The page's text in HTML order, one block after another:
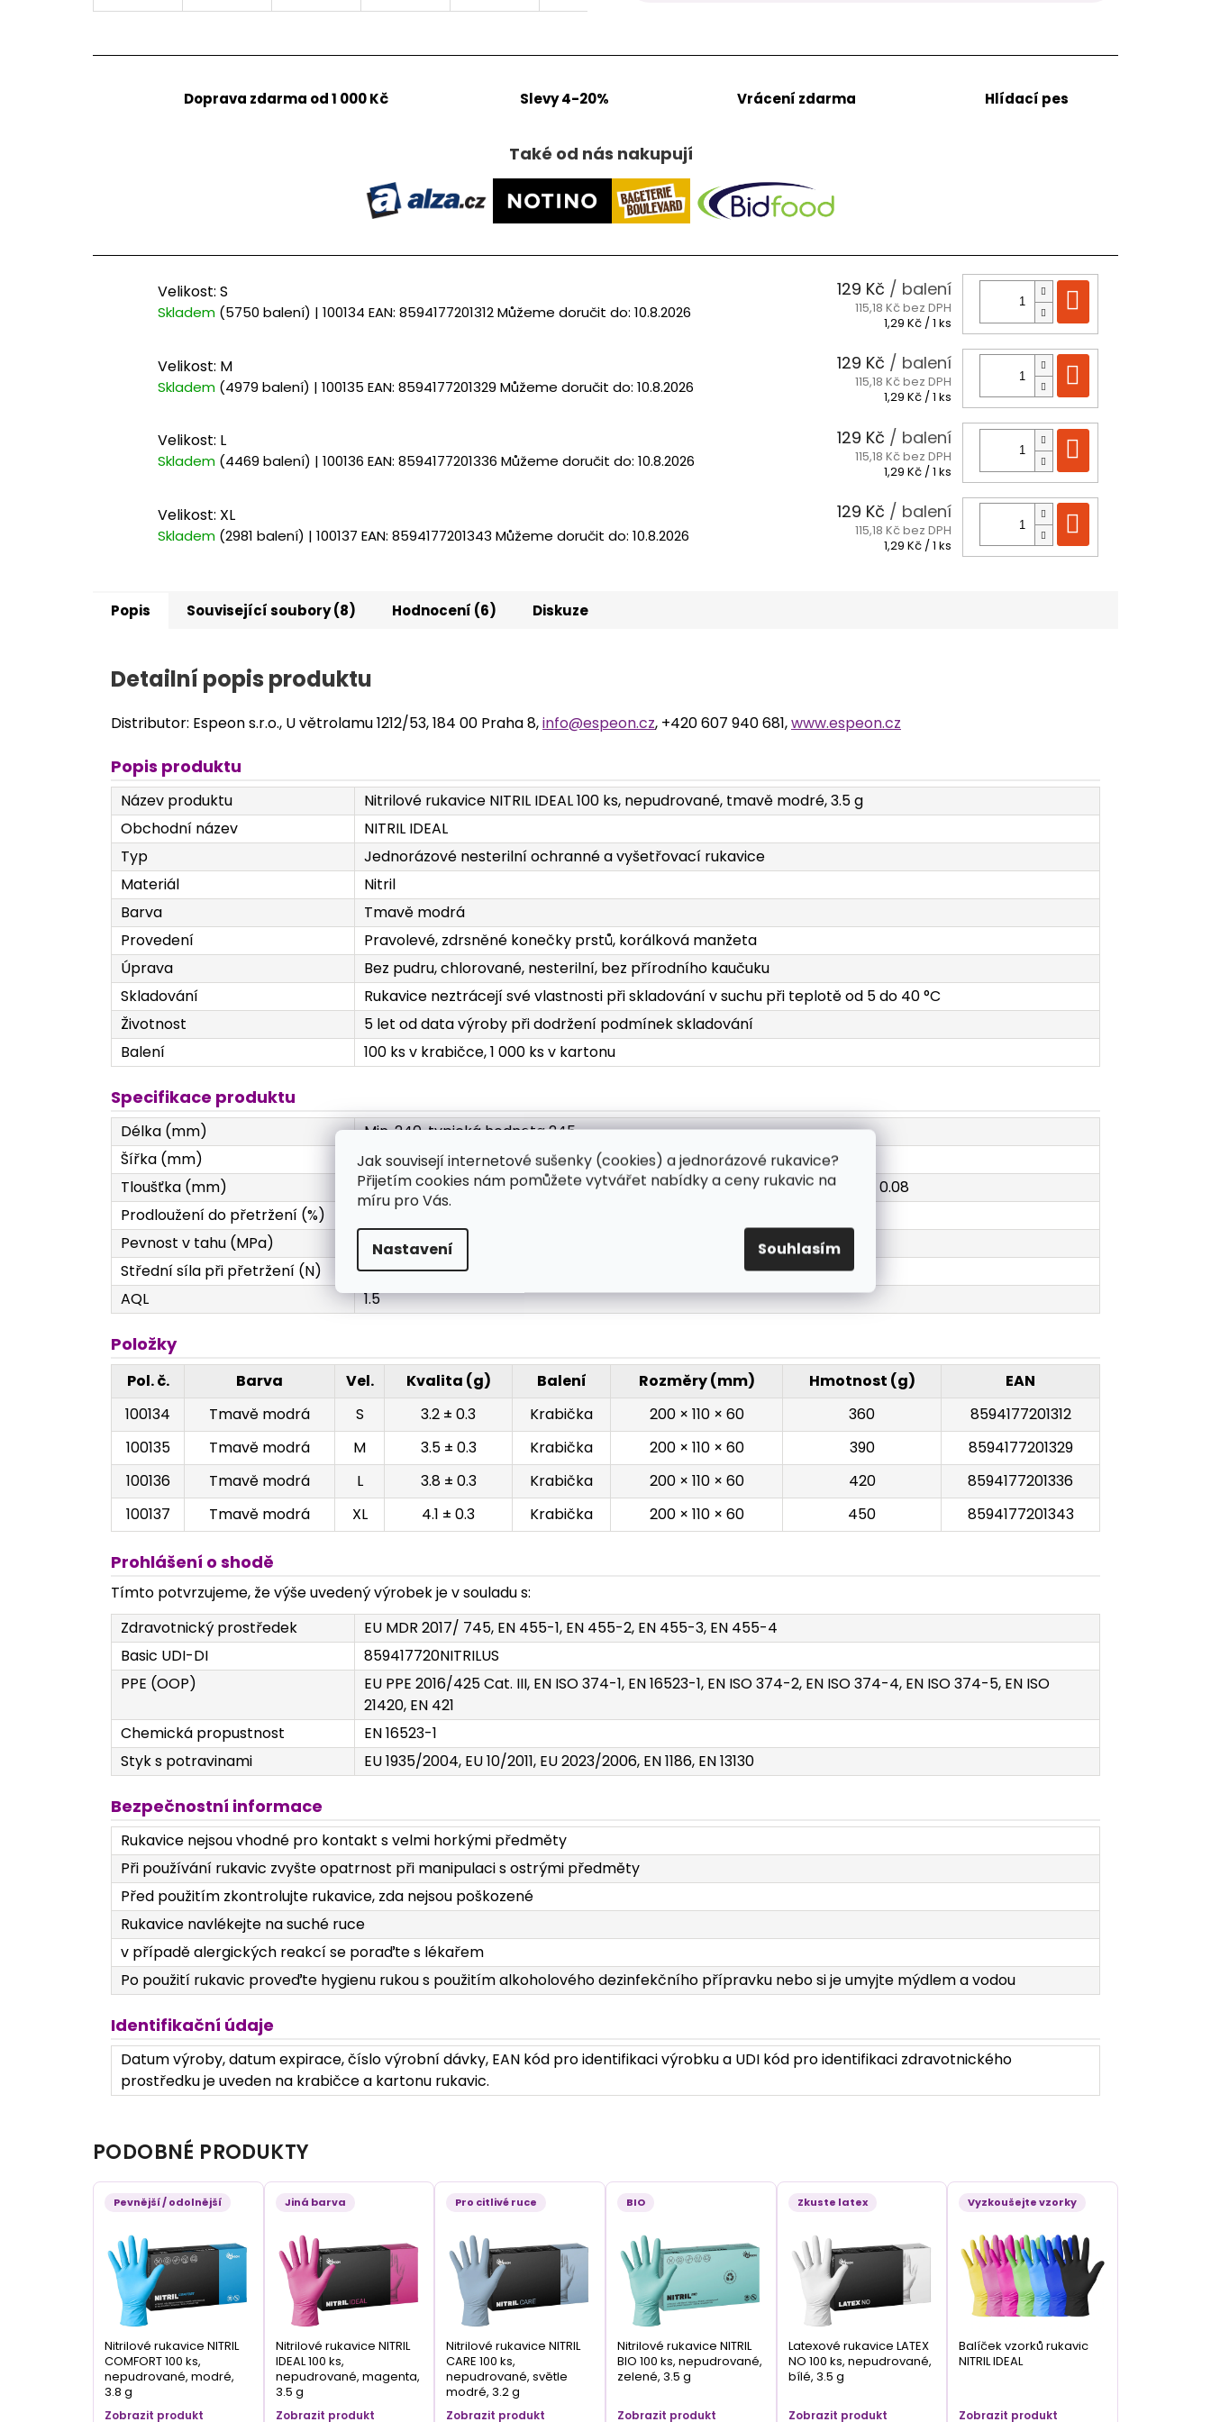
Jak souvisejí internetové sušenky (cookies) a jednorázové rukavice?
Přijetím cookies nám pomůžete vytvářet nabídky a ceny rukavic na
míru pro Vás.
Nastavení Souhlasím
Doprava zdarma od 1 000 Kč Slevy 4-20% Vrácení zdarma Hlídací pes
Také od nás nakupují
Velikost: S
Skladem (5750 balení) | 100134 EAN: 8594177201312Můžeme doručit do: 10.8.2026
129 Kč / balení
115,18 Kč bez DPH
Měrná
1,29 Kč / 1 ks
Velikost: M
Skladem (4979 balení) | 100135 EAN: 8594177201329 Můžeme doručit do: 10.8.2026
129 Kč / balení
115,18 Kč bez DPH
Měrná
1,29 Kč / 1 ks
Velikost: L
Skladem (4469 balení) | 100136 EAN: 8594177201336 Můžeme doručit do: 10.8.2026
129 Kč / balení
115,18 Kč bez DPH
Měrná
1,29 Kč / 1 ks
Velikost: XL
Skladem (2981 balení) | 100137 EAN: 8594177201343 Můžeme doručit do: 10.8.2026
129 Kč / balení
115,18 Kč bez DPH
Měrná
1,29 Kč / 1 ks
Popis Související soubory (8) Hodnocení (6) Diskuze
Detailní popis produktu
Distributor: Espeon s.r.o., U větrolamu 1212/53, 184 00 Praha 8,info@espeon.cz, +420 607 940 681,www.espeon.cz
Popis produktu
Název produktu
Nitrilové rukavice NITRIL IDEAL 100 ks, nepudrované, tmavě modré, 3.5 g
Obchodní název
NITRIL IDEAL
Typ
Jednorázové nesterilní ochranné a vyšetřovací rukavice
Materiál
Nitril
Barva
Tmavě modrá
Provedení
Pravolevé, zdrsněné konečky prstů, korálková manžeta
Úprava
Bez pudru, chlorované, nesterilní, bez přírodního kaučuku
Skladování
Rukavice neztrácejí své vlastnosti při skladování v suchu při teplotě od 5 do 40 °C
Životnost
5 let od data výroby při dodržení podmínek skladování
Balení
100 ks v krabičce, 1 000 ks v kartonu
Specifikace produktu
Délka (mm)
Min. 240, typická hodnota 245
Šířka (mm)
XS 76 ± 4; S 86 ± 4; M 98 ± 4; L 107 ± 4; XL 115 ± 4; XXL 124 ± 4
Tloušťka (mm)
Prsty: 0.10 ± 0.03, typická hodnota 0.09; Dlaň: 0.09 ± 0.03, typická hodnota 0.08
Prodloužení do přetržení (%)
Min. 500, typická hodnota 543
Pevnost v tahu (MPa)
Min. 18, typická hodnota 33.7
Střední síla při přetržení (N)
Min. 6, typická hodnota 6.5
AQL
1.5
Položky
Pol. č. Barva Vel. Kvalita (g) Balení Rozměry (mm) Hmotnost (g)
EAN
100134
Tmavě modrá S 3.2 ± 0.3 Krabička 200 × 110 × 60 360
8594177201312
100135
Tmavě modrá M 3.5 ± 0.3 Krabička 200 × 110 × 60 390
8594177201329
100136
Tmavě modrá L 3.8 ± 0.3 Krabička 200 × 110 × 60 420
8594177201336
100137
Tmavě modrá XL 4.1 ± 0.3 Krabička 200 × 110 × 60 450 8594177201343
Prohlášení o shodě
Tímto potvrzujeme, že výše uvedený výrobek je v souladu s:
Zdravotnický prostředek
EU MDR 2017/ 745, EN 455-1, EN 455-2, EN 455-3, EN 455-4
Basic UDI-DI
859417720NITRILUS
PPE (OOP)
EU PPE 2016/425 Cat. III, EN ISO 374-1, EN 16523-1, EN ISO 374-2, EN ISO 374-4, EN ISO 374-5, EN ISO
21420, EN 421
Chemická propustnost
EN 16523-1
Styk s potravinami
EU 1935/2004, EU 10/2011, EU 2023/2006, EN 1186, EN 13130
Bezpečnostní informace
Rukavice nejsou vhodné pro kontakt s velmi horkými předměty
Při používání rukavic zvyšte opatrnost při manipulaci s ostrými předměty
Před použitím zkontrolujte rukavice, zda nejsou poškozené
Rukavice navlékejte na suché ruce
v případě alergických reakcí se poraďte s lékařem
Po použití rukavic proveďte hygienu rukou s použitím alkoholového dezinfekčního přípravku nebo si je umyjte mýdlem a vodou
Identifikační údaje
Datum výroby, datum expirace, číslo výrobní dávky, EAN kód pro identifikaci výrobku a UDI kód pro identifikaci zdravotnického
prostředku je uveden na krabičce a kartonu rukavic.
PODOBNÉ PRODUKTY
Pevnější / odolnější
Nitrilové rukavice NITRIL
COMFORT 100 ks,
nepudrované, modré,
3.8 g
Zobrazit produkt
Jiná barva
Nitrilové rukavice NITRIL
IDEAL 100 ks,
nepudrované, magenta,
3.5 g
Zobrazit produkt
Pro citlivé ruce
Nitrilové rukavice NITRIL
CARE 100 ks,
nepudrované, světle
modré, 3.2 g
Zobrazit produkt
BIO
Nitrilové rukavice NITRIL
BIO 100 ks, nepudrované,
zelené, 3.5 g
Zobrazit produkt
Zkuste latex
Latexové rukavice LATEX
NO 100 ks, nepudrované,
bílé, 3.5 g
Zobrazit produkt
Vyzkoušejte vzorky
Balíček vzorků rukavic
NITRIL IDEAL
Zobrazit produkt